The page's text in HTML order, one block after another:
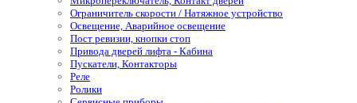
Ограничитель скорости / Натяжное устройство
Освещение, Аварийное освещение
Пост ревизии, кнопки стоп
Привода дверей лифта - Кабина
Пускатели, Контакторы
Реле
Ролики